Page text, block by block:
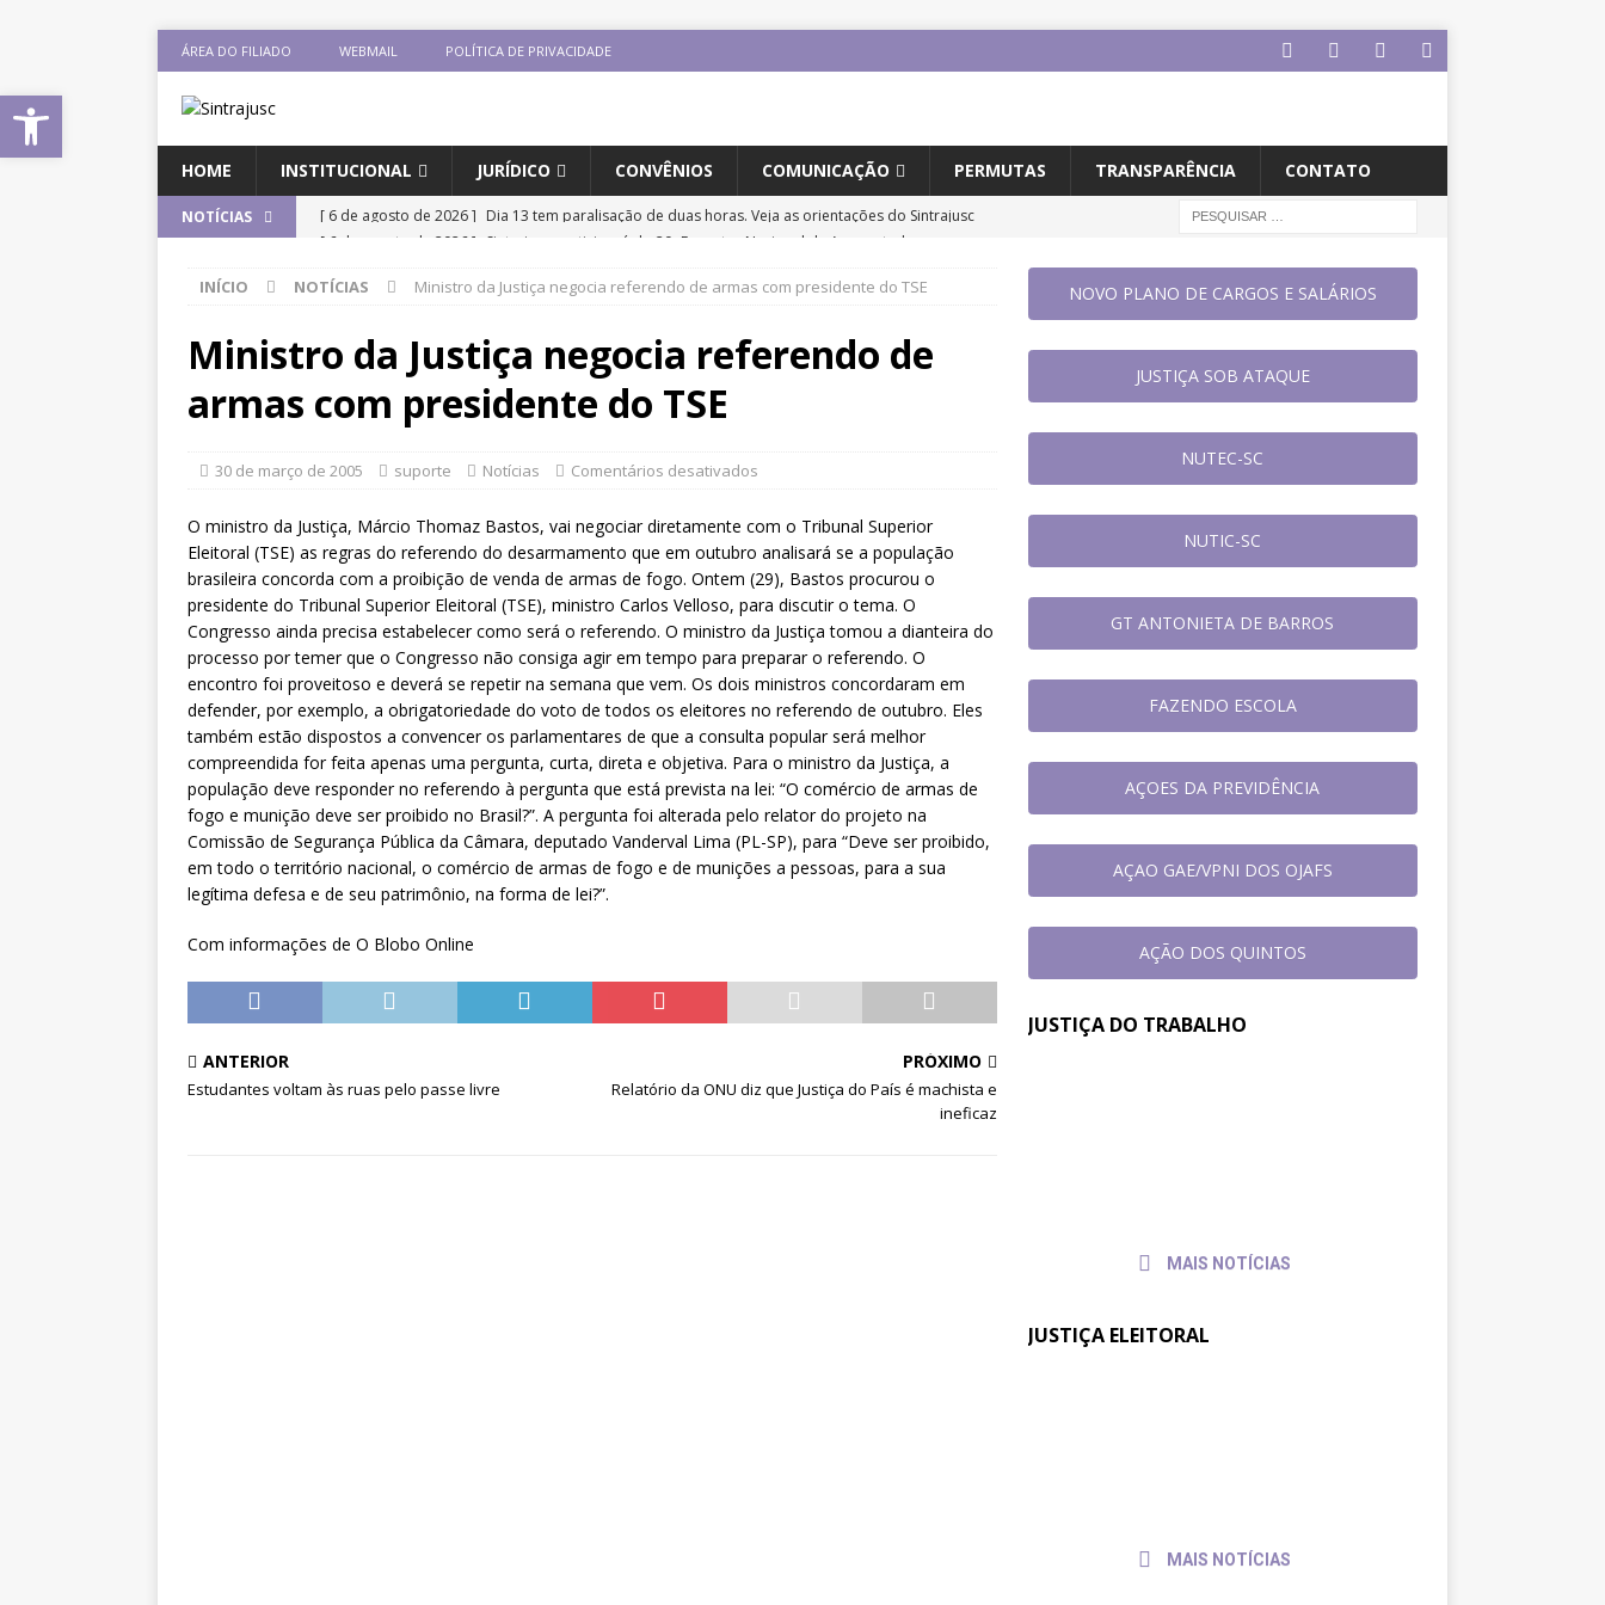
ÁREA DO FILIADO WEBMAIL POLÍTICA DE PRIVACIDADE
HOME INSTITUCIONAL JURÍDICO CONVÊNIOS COMUNICAÇÃO PERMUTAS TRANSPARÊNCIA CONTATO
NOTÍCIAS [ 6 de agosto de 2026 ] Sintrajusc participará do 20º Encontro Nacional de Aposentados e
[ 6 de agosto de 2026 ] Fenajufe se reúne com a nova coordenadora do Fórum de Carreira do
CNJ para tratar da retomada dos trabalhos
DESTAQUES
[ 6 de agosto de 2026 ]
II Encontro Direito LGBTQIA+ e Justiça terá participação de servidor
filiado ao Sintrajusc
DESTAQUES
[ 6 de agosto de 2026 ]
Dia 13 tem paralisação de duas horas. Veja as orientações do Sintrajusc
DESTAQUES
INÍCIO NOTÍCIAS Ministro da Justiça negocia referendo de armas com presidente do TSE
Ministro da Justiça negocia referendo de
armas com presidente do TSE
30 de março de 2005 suporte Notícias Comentários desativados
O ministro da Justiça, Márcio Thomaz Bastos, vai negociar diretamente com o Tribunal Superior
Eleitoral (TSE) as regras do referendo do desarmamento que em outubro analisará se a população
brasileira concorda com a proibição de venda de armas de fogo. Ontem (29), Bastos procurou o
presidente do Tribunal Superior Eleitoral (TSE), ministro Carlos Velloso, para discutir o tema. O
Congresso ainda precisa estabelecer como será o referendo. O ministro da Justiça tomou a dianteira do
processo por temer que o Congresso não consiga agir em tempo para preparar o referendo. O
encontro foi proveitoso e deverá se repetir na semana que vem. Os dois ministros concordaram em
defender, por exemplo, a obrigatoriedade do voto de todos os eleitores no referendo de outubro. Eles
também estão dispostos a convencer os parlamentares de que a consulta popular será melhor
compreendida for feita apenas uma pergunta, curta, direta e objetiva. Para o ministro da Justiça, a
população deve responder no referendo à pergunta que está prevista na lei: “O comércio de armas de
fogo e munição deve ser proibido no Brasil?”. A pergunta foi alterada pelo relator do projeto na
Comissão de Segurança Pública da Câmara, deputado Vanderval Lima (PL-SP), para “Deve ser proibido,
em todo o território nacional, o comércio de armas de fogo e de munições a pessoas, para a sua
legítima defesa e de seu patrimônio, na forma de lei?”.
Com informações de O Blobo Online
ANTERIOR
Estudantes voltam às ruas pelo passe livre
PRÓXIMO
Relatório da ONU diz que Justiça do País é machista e
ineficaz
NOVO PLANO DE CARGOS E SALÁRIOS
JUSTIÇA SOB ATAQUE
NUTEC-SC
NUTIC-SC
GT ANTONIETA DE BARROS
FAZENDO ESCOLA
AÇOES DA PREVIDÊNCIA
AÇAO GAE/VPNI DOS OJAFS
AÇÃO DOS QUINTOS
JUSTIÇA DO TRABALHO
MAIS NOTÍCIAS
JUSTIÇA ELEITORAL
MAIS NOTÍCIAS
Abrir a barra de ferramentas